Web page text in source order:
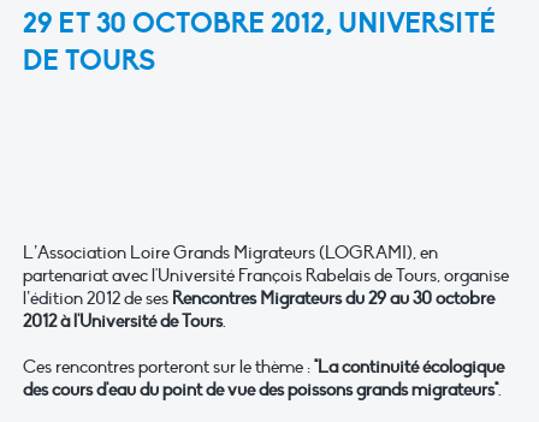
29 ET 30 OCTOBRE 2012, UNIVERSITÉ
DE TOURS
L’Association Loire Grands Migrateurs (LOGRAMI), en
partenariat avec l'Université François Rabelais de Tours, organise
l’édition 2012 de ses Rencontres Migrateurs du 29 au 30 octobre
2012 à l'Université de Tours.
Ces rencontres porteront sur le thème :"La continuité écologique
des cours d'eau du point de vue des poissons grands migrateurs".